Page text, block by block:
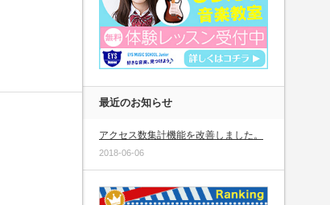
最近のお知らせ
アクセス数集計機能を改善しました。
2018-06-06